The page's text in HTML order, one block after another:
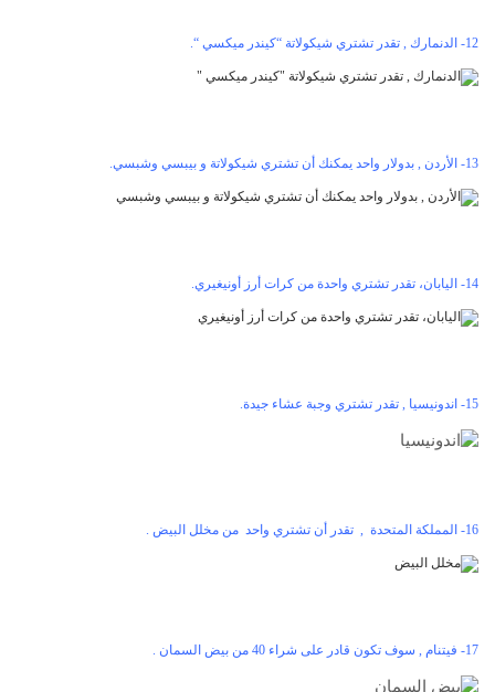
12- الدنمارك , تقدر تشتري شيكولاتة “كيندر ميكسي “.
13- الأردن , بدولار واحد يمكنك أن تشتري شيكولاتة و بيبسي وشبسي.
14- اليابان، تقدر تشتري واحدة من كرات أرز أونيغيري.
15- اندونيسيا , تقدر تشتري وجبة عشاء جيدة.
16- المملكة المتحدة , تقدر أن تشتري واحد من مخلل البيض .
17- فيتنام , سوف تكون قادر على شراء 40 من بيض السمان .